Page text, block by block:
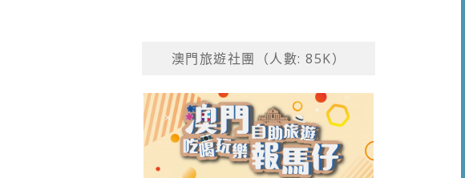
澳門旅遊社團（人數: 85K）